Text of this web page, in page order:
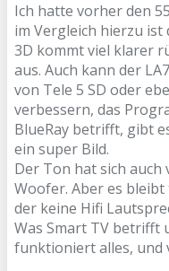
Ich hatte vorher den
im Vergleich hierzu ist
3D kommt viel klarer
aus. Auch kann der
von Tele 5 SD oder
verbessern, das
BlueRay betrifft, gibt
ein super Bild.
Der Ton hat sich
Woofer. Aber es
der keine Hifi
Was Smart TV betrifft
funktioniert alles, und